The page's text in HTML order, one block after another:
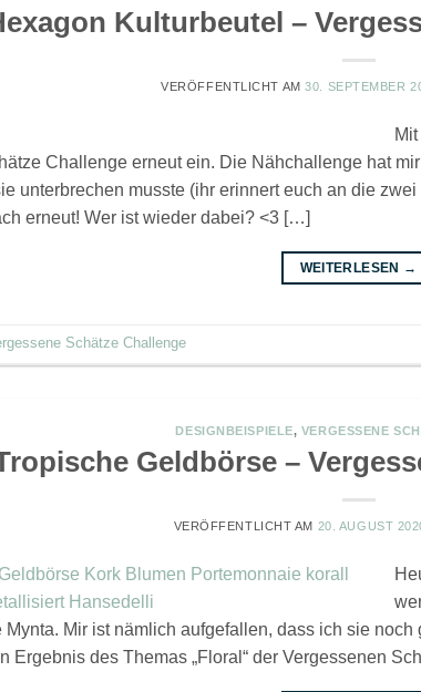
Kulturbeutel –
VERÖFFENTLICHT AM30. SEPTEMBER
Challenge erneut ein. Die Nähchallenge hat
unterbrechen musste (ihr erinnert euch an die
erneut! Wer ist wieder dabei? <3 […]
WEITERLESEN →
Schätze Challenge
DESIGNBEISPIELE, VERGESSENE
Geldbörse –
VERÖFFENTLICHT AM 20. AUGUST
Mynta. Mir ist nämlich aufgefallen, dass ich sie
Ergebnis des Themas „Floral“ der Vergessenen